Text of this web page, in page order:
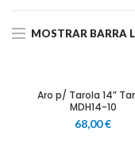
MOSTRAR BARRA
Aro p/ Tarola 14”
MDH14-10
68,00€